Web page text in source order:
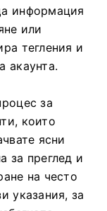
информация
или
тегления и
акаунта.
за
които
ясни
за преглед и
на често
указания, за